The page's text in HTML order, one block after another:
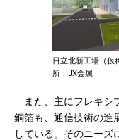
日立北新工場（仮
所：JX金属
また、主にフレキシ
銅箔も、通信技術の進
している。そのニーズ